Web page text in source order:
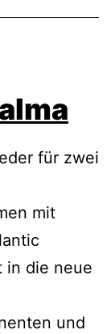
für zwei
mit
in die neue
und